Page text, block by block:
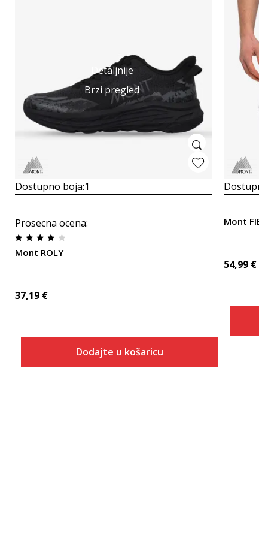
Detaljnije
Brzi pregled
Dostupno boja:1
Prosecna ocena:
Mont ROLY
37,19 €
Dodajte u košaricu
Mont
54,99 €